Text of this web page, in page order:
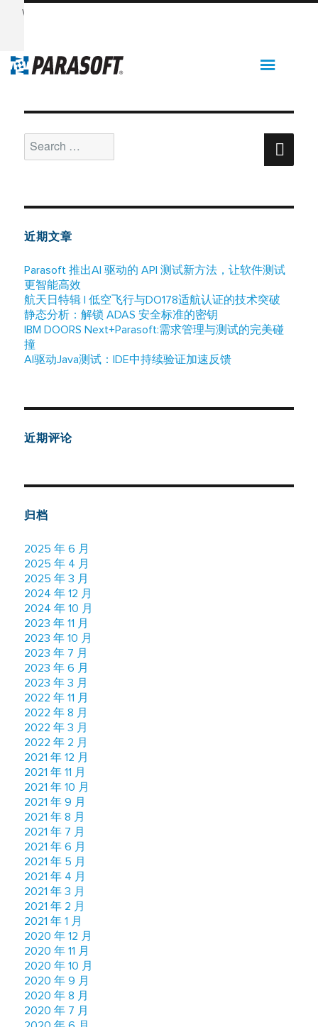
Want to see Parasoft in action? Sign up for our Monthly
for:
近期文章
Parasoft 推出AI 驱动的 API 测试新方法，让软件测试
更智能高效
航天日特辑 | 低空飞行与DO178适航认证的技术突破
静态分析：解锁 ADAS 安全标准的密钥
IBM DOORS Next+Parasoft:需求管理与测试的完美碰
撞
AI驱动Java测试：IDE中持续验证加速反馈
近期评论
归档
2025 年 6 月
2025 年 4 月
2025 年 3 月
2024 年 12 月
2024 年 10 月
2023 年 11 月
2023 年 10 月
2023 年 7 月
2023 年 6 月
2023 年 3 月
2022 年 11 月
2022 年 8 月
2022 年 3 月
2022 年 2 月
2021 年 12 月
2021 年 11 月
2021 年 10 月
2021 年 9 月
2021 年 8 月
2021 年 7 月
2021 年 6 月
2021 年 5 月
2021 年 4 月
2021 年 3 月
2021 年 2 月
2021 年 1 月
2020 年 12 月
2020 年 11 月
2020 年 10 月
2020 年 9 月
2020 年 8 月
2020 年 7 月